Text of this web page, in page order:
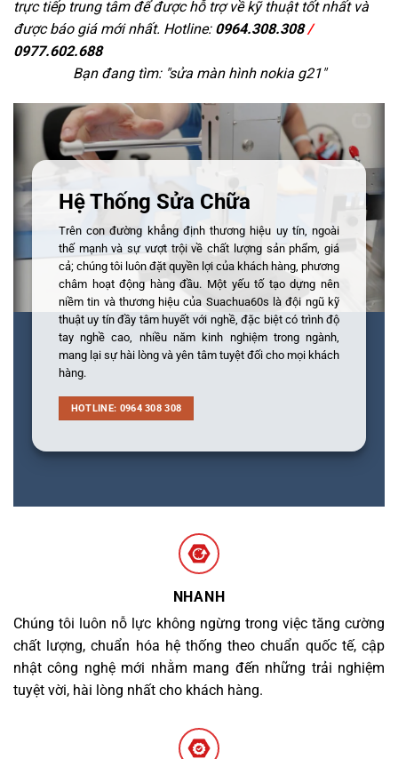
trực tiếp trung tâm để được hỗ trợ về kỹ thuật tốt nhất và
được báo giá mới nhất. Hotline: 0964.308.308/
0977.602.688
Bạn đang tìm: "sửa màn hình nokia g21"
Hệ Thống Sửa Chữa
Trên con đường khẳng định thương hiệu uy tín, ngoài
thế mạnh và sự vượt trội về chất lượng sản phẩm, giá
cả; chúng tôi luôn đặt quyền lợi của khách hàng, phương
châm hoạt động hàng đầu. Một yếu tố tạo dựng nên
niềm tin và thương hiệu của Suachua60s là đội ngũ kỹ
thuật uy tín đầy tâm huyết với nghề, đặc biệt có trình độ
tay nghề cao, nhiều năm kinh nghiệm trong ngành,
mang lại sự hài lòng và yên tâm tuyệt đối cho mọi khách
hàng.
HOTLINE: 0964 308 308
NHANH
Chúng tôi luôn nỗ lực không ngừng trong việc tăng cường
chất lượng, chuẩn hóa hệ thống theo chuẩn quốc tế, cập
nhật công nghệ mới nhằm mang đến những trải nghiệm
tuyệt vời, hài lòng nhất cho khách hàng.